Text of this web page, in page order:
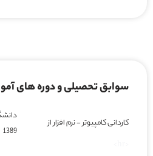
سوابق تحصیلی و دوره های
کاردانی کامپیوتر - نرم افزار از
1389